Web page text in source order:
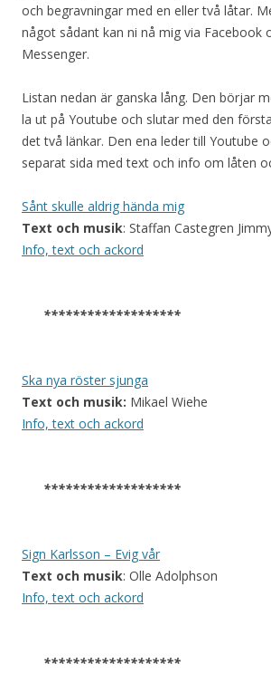
och begravningar med en eller två låtar.
något sådant kan ni nå mig via Facebook
Messenger.
Listan nedan är ganska lång. Den börjar
la ut på Youtube och slutar med den
det två länkar. Den ena leder till Youtube
separat sida med text och info om låten
Sånt skulle aldrig hända mig
Text och musik: Staffan Castegren
Info, text och ackord
*******************
Ska nya röster sjunga
Text och musik: Mikael Wiehe
Info, text och ackord
*******************
Sign Karlsson – Evig vår
Text och musik: Olle Adolphson
Info, text och ackord
*******************